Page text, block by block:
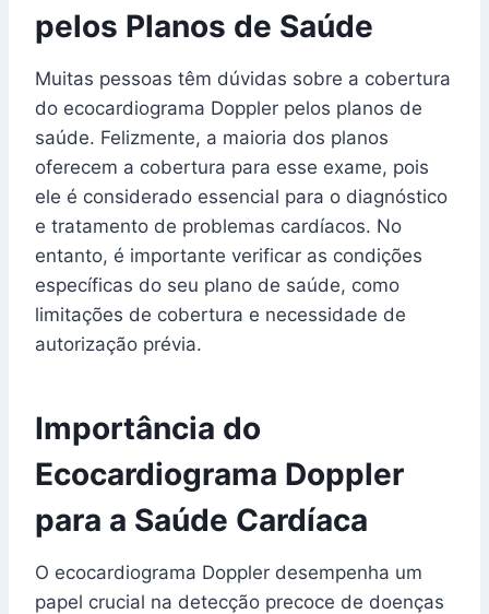
pelos Planos de Saúde
Muitas pessoas têm dúvidas sobre a cobertura
do ecocardiograma Doppler pelos planos de
saúde. Felizmente, a maioria dos planos
oferecem a cobertura para esse exame, pois
ele é considerado essencial para o diagnóstico
e tratamento de problemas cardíacos. No
entanto, é importante verificar as condições
específicas do seu plano de saúde, como
limitações de cobertura e necessidade de
autorização prévia.
Importância do
Ecocardiograma Doppler
para a Saúde Cardíaca
O ecocardiograma Doppler desempenha um
papel crucial na detecção precoce de doenças